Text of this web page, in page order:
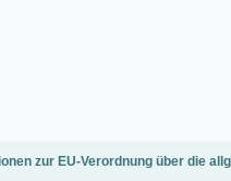
zur EU-Verordnung über die